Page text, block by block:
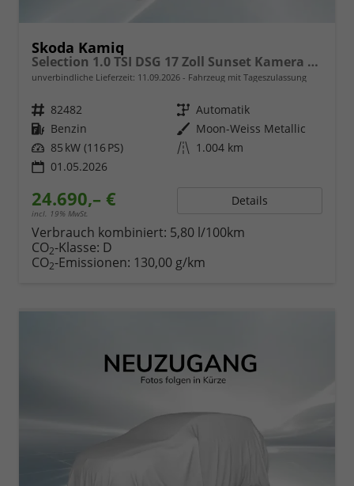
Skoda Kamiq
Selection 1.0 TSI DSG 17 Zoll Sunset Kamera PDC v+h
unverbindliche Lieferzeit: 11.09.2026 Fahrzeug mit Tageszulassung
Fahrzeugnr. 82482 Getriebe Automatik
Kraftstoff Benzin Außenfarbe Moon-Weiss Metallic
Leistung 85 kW (116 PS) Kilometerstand 1.004 km
01.05.2026
24.690,– €
incl. 19% MwSt.
Details
Verbrauch kombiniert: 5,80 l/100km
CO2-Klasse: D
CO2-Emissionen: 130,00 g/km